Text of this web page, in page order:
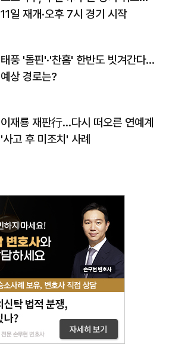
11일 재개·오후 7시 경기 시작
태풍 '돌핀'·'찬홈' 한반도 빗겨간다…
예상 경로는?
이재룡 재판行…다시 떠오른 연예계
'사고 후 미조치' 사례